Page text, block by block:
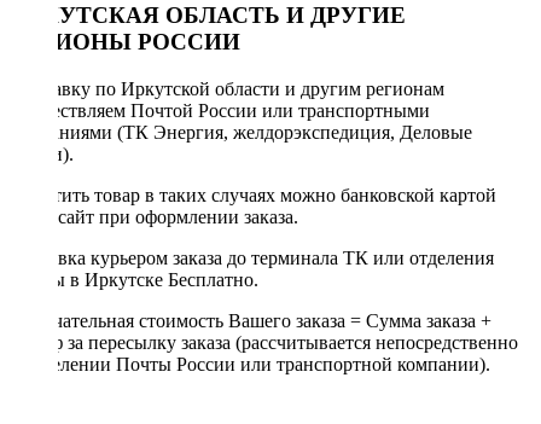
ИРКУТСКАЯ ОБЛАСТЬ И ДРУГИЕ
РЕГИОНЫ РОССИИ
Отправку по Иркутской области и другим регионам
осуществляем Почтой России или транспортными
компаниями (ТК Энергия, желдорэкспедиция, Деловые
линии).
Оплатить товар в таких случаях можно банковской картой
через сайт при оформлении заказа.
Доставка курьером заказа до терминала ТК или отделения
Почты в Иркутске Бесплатно.
Окончательная стоимость Вашего заказа = Сумма заказа +
Тариф за пересылку заказа (рассчитывается непосредственно
в отделении Почты России или транспортной компании).